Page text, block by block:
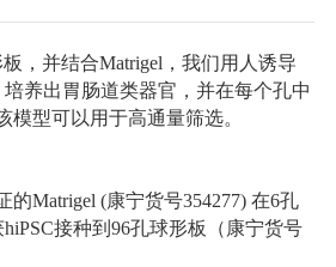
，并结合Matrigel，我们用人诱导
培养出胃肠道类器官，并在每个孔中
模型可以用于高通量筛选。
Matrigel (康宁货号354277) 在6孔
接种到96孔球形板（康宁货号